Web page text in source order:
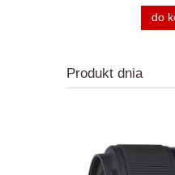
do
Produkt dnia